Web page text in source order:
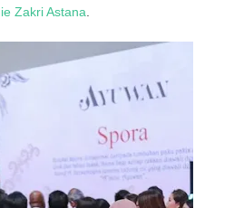
Zakri Astana